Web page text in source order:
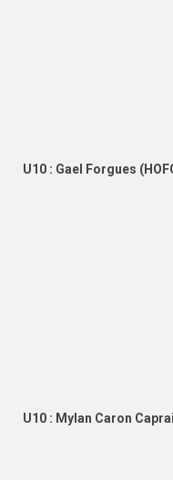
U10 : Gael Forgues
U10 : Mylan Caron